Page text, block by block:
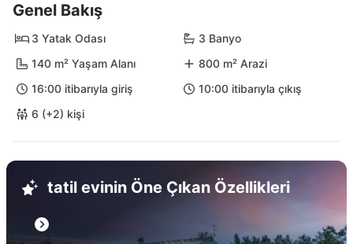
Genel Bakış
3 Yatak Odası
3 Banyo
140 m² Yaşam Alanı
800 m² Arazi
16:00 itibarıyla giriş
10:00 itibarıyla çıkış
6 (+2) kişi
tatil evinin Öne Çıkan Özellikleri